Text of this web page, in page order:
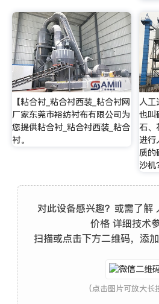
【粘合衬_粘合衬西装_粘合衬网
厂家东莞市裕纺衬布有限公司为
您提供粘合衬_粘合衬西装_粘合
衬。
人
也叫
石、
进行
质的
沙机
对此设备感兴趣？或需了解
价格 详细技术
扫描或点击下方二维码，添加
(点击图片可放大长